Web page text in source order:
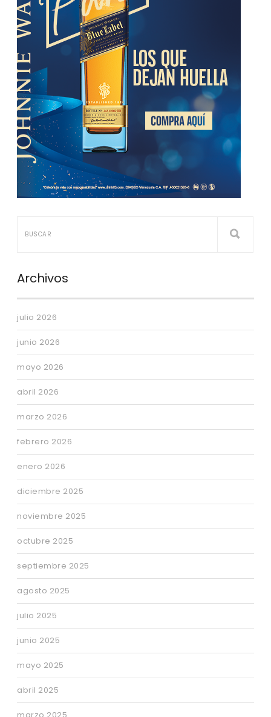
Archivos
julio 2026
junio 2026
mayo 2026
abril 2026
marzo 2026
febrero 2026
enero 2026
diciembre 2025
noviembre 2025
octubre 2025
septiembre 2025
agosto 2025
julio 2025
junio 2025
mayo 2025
abril 2025